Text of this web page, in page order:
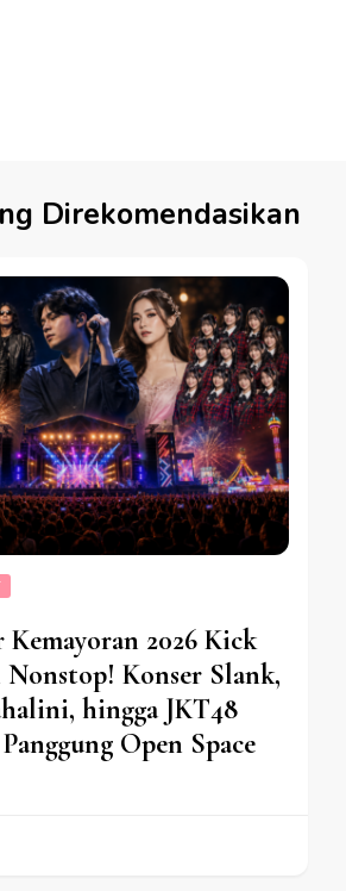
Direkomendasikan
Kemayoran 2026 Kick
Konser Slank,
hingga JKT48
Open Space